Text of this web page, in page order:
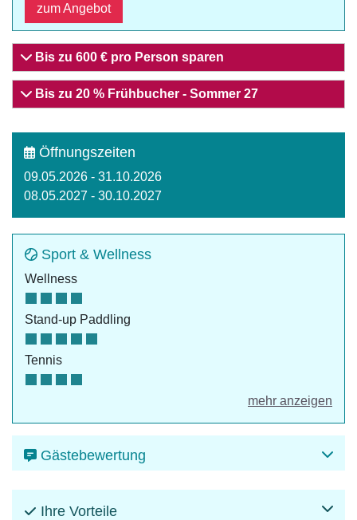
zum Angebot
Bis zu 600 € pro Person sparen
Bis zu 20 % Frühbucher - Sommer 27
Öffnungszeiten
09.05.2026 - 31.10.2026
08.05.2027 - 30.10.2027
Sport & Wellness
Wellness
Stand-up Paddling
Tennis
mehr anzeigen
Gästebewertung
Ihre Vorteile